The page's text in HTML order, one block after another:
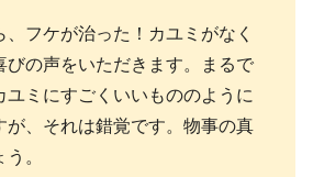
フケが治った！カユミがなく
びの声をいただきます。まるで
ミにすごくいいもののように
が、それは錯覚です。物事の真
。